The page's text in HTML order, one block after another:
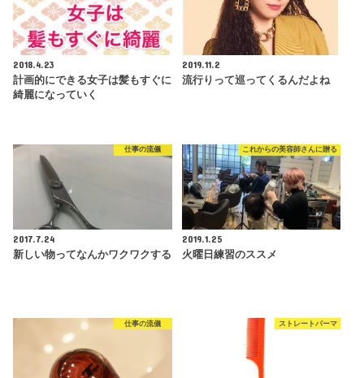
2018.4.23
計画的にできる女子は髪もすぐに
綺麗になっていく
2019.11.2
流行りって巡ってくるんだよね
仕事の流儀
2017.7.24
新しい物ってなんかワクワクする
これからの美容師さんに贈る
2019.1.25
火曜日練習のススメ
仕事の流儀 ストレートパーマ